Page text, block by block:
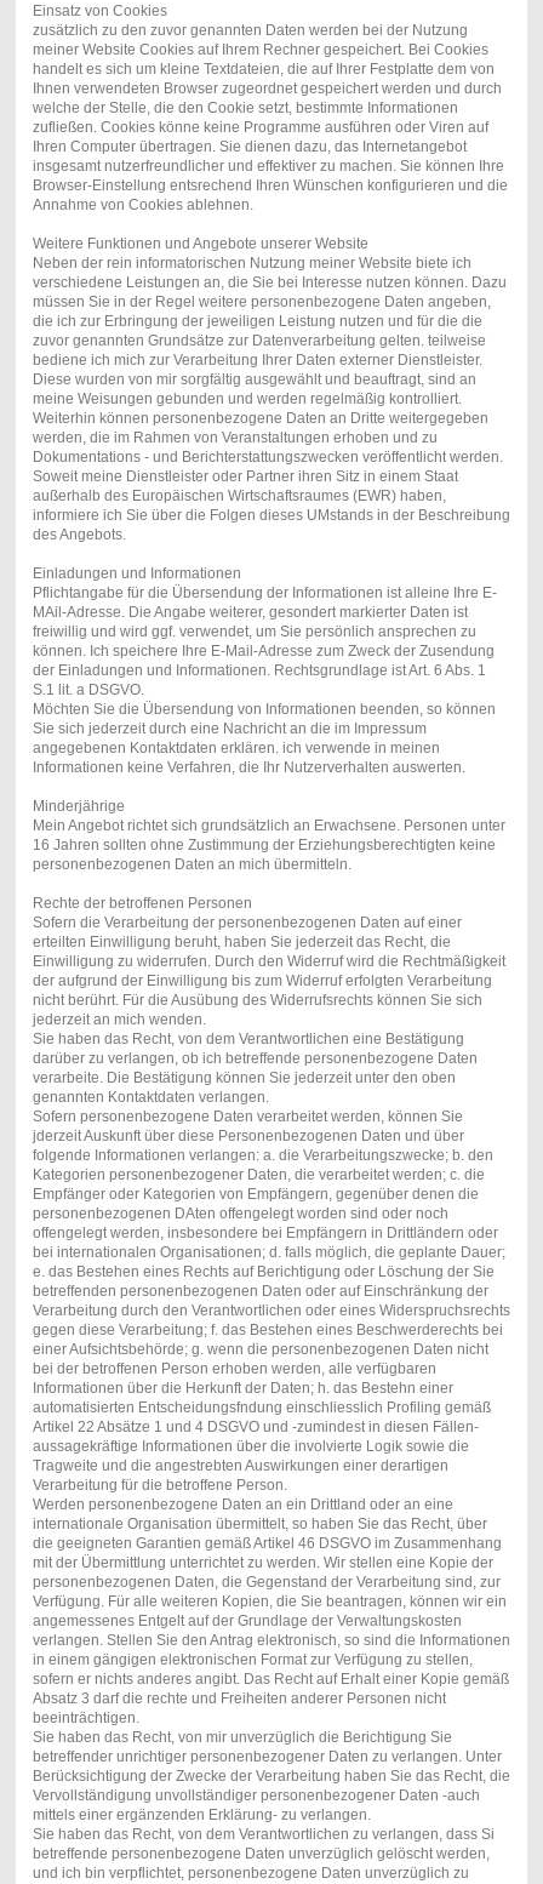
Einsatz von Cookies
zusätzlich zu den zuvor genannten Daten werden bei der Nutzung
meiner Website Cookies auf Ihrem Rechner gespeichert. Bei Cookies
handelt es sich um kleine Textdateien, die auf Ihrer Festplatte dem von
Ihnen verwendeten Browser zugeordnet gespeichert werden und durch
welche der Stelle, die den Cookie setzt, bestimmte Informationen
zufließen. Cookies könne keine Programme ausführen oder Viren auf
Ihren Computer übertragen. Sie dienen dazu, das Internetangebot
insgesamt nutzerfreundlicher und effektiver zu machen. Sie können Ihre
Browser-Einstellung entsrechend Ihren Wünschen konfigurieren und die
Annahme von Cookies ablehnen.
Weitere Funktionen und Angebote unserer Website
Neben der rein informatorischen Nutzung meiner Website biete ich
verschiedene Leistungen an, die Sie bei Interesse nutzen können. Dazu
müssen Sie in der Regel weitere personenbezogene Daten angeben,
die ich zur Erbringung der jeweiligen Leistung nutzen und für die die
zuvor genannten Grundsätze zur Datenverarbeitung gelten. teilweise
bediene ich mich zur Verarbeitung Ihrer Daten externer Dienstleister.
Diese wurden von mir sorgfältig ausgewählt und beauftragt, sind an
meine Weisungen gebunden und werden regelmäßig kontrolliert.
Weiterhin können personenbezogene Daten an Dritte weitergegeben
werden, die im Rahmen von Veranstaltungen erhoben und zu
Dokumentations - und Berichterstattungszwecken veröffentlicht werden.
Soweit meine Dienstleister oder Partner ihren Sitz in einem Staat
außerhalb des Europäischen Wirtschaftsraumes (EWR) haben,
informiere ich Sie über die Folgen dieses UMstands in der Beschreibung
des Angebots.
Einladungen und Informationen
Pflichtangabe für die Übersendung der Informationen ist alleine Ihre E-
MAil-Adresse. Die Angabe weiterer, gesondert markierter Daten ist
freiwillig und wird ggf. verwendet, um Sie persönlich ansprechen zu
können. Ich speichere Ihre E-Mail-Adresse zum Zweck der Zusendung
der Einladungen und Informationen. Rechtsgrundlage ist Art. 6 Abs. 1
S.1 lit. a DSGVO.
Möchten Sie die Übersendung von Informationen beenden, so können
Sie sich jederzeit durch eine Nachricht an die im Impressum
angegebenen Kontaktdaten erklären. ich verwende in meinen
Informationen keine Verfahren, die Ihr Nutzerverhalten auswerten.
Minderjährige
Mein Angebot richtet sich grundsätzlich an Erwachsene. Personen unter
16 Jahren sollten ohne Zustimmung der Erziehungsberechtigten keine
personenbezogenen Daten an mich übermitteln.
Rechte der betroffenen Personen
Sofern die Verarbeitung der personenbezogenen Daten auf einer
erteilten Einwilligung beruht, haben Sie jederzeit das Recht, die
Einwilligung zu widerrufen. Durch den Widerruf wird die Rechtmäßigkeit
der aufgrund der Einwilligung bis zum Widerruf erfolgten Verarbeitung
nicht berührt. Für die Ausübung des Widerrufsrechts können Sie sich
jederzeit an mich wenden.
Sie haben das Recht, von dem Verantwortlichen eine Bestätigung
darüber zu verlangen, ob ich betreffende personenbezogene Daten
verarbeite. Die Bestätigung können Sie jederzeit unter den oben
genannten Kontaktdaten verlangen.
Sofern personenbezogene Daten verarbeitet werden, können Sie
jderzeit Auskunft über diese Personenbezogenen Daten und über
folgende Informationen verlangen: a. die Verarbeitungszwecke; b. den
Kategorien personenbezogener Daten, die verarbeitet werden; c. die
Empfänger oder Kategorien von Empfängern, gegenüber denen die
personenbezogenen DAten offengelegt worden sind oder noch
offengelegt werden, insbesondere bei Empfängern in Drittländern oder
bei internationalen Organisationen; d. falls möglich, die geplante Dauer;
e. das Bestehen eines Rechts auf Berichtigung oder Löschung der Sie
betreffenden personenbezogenen Daten oder auf Einschränkung der
Verarbeitung durch den Verantwortlichen oder eines Widerspruchsrechts
gegen diese Verarbeitung; f. das Bestehen eines Beschwerderechts bei
einer Aufsichtsbehörde; g. wenn die personenbezogenen Daten nicht
bei der betroffenen Person erhoben werden, alle verfügbaren
Informationen über die Herkunft der Daten; h. das Bestehn einer
automatisierten Entscheidungsfndung einschliesslich Profiling gemäß
Artikel 22 Absätze 1 und 4 DSGVO und -zumindest in diesen Fällen-
aussagekräftige Informationen über die involvierte Logik sowie die
Tragweite und die angestrebten Auswirkungen einer derartigen
Verarbeitung für die betroffene Person.
Werden personenbezogene Daten an ein Drittland oder an eine
internationale Organisation übermittelt, so haben Sie das Recht, über
die geeigneten Garantien gemäß Artikel 46 DSGVO im Zusammenhang
mit der Übermittlung unterrichtet zu werden. Wir stellen eine Kopie der
personenbezogenen Daten, die Gegenstand der Verarbeitung sind, zur
Verfügung. Für alle weiteren Kopien, die Sie beantragen, können wir ein
angemessenes Entgelt auf der Grundlage der Verwaltungskosten
verlangen. Stellen Sie den Antrag elektronisch, so sind die Informationen
in einem gängigen elektronischen Format zur Verfügung zu stellen,
sofern er nichts anderes angibt. Das Recht auf Erhalt einer Kopie gemäß
Absatz 3 darf die rechte und Freiheiten anderer Personen nicht
beeinträchtigen.
Sie haben das Recht, von mir unverzüglich die Berichtigung Sie
betreffender unrichtiger personenbezogener Daten zu verlangen. Unter
Berücksichtigung der Zwecke der Verarbeitung haben Sie das Recht, die
Vervollständigung unvollständiger personenbezogener Daten -auch
mittels einer ergänzenden Erklärung- zu verlangen.
Sie haben das Recht, von dem Verantwortlichen zu verlangen, dass Si
betreffende personenbezogene Daten unverzüglich gelöscht werden,
und ich bin verpflichtet, personenbezogene Daten unverzüglich zu